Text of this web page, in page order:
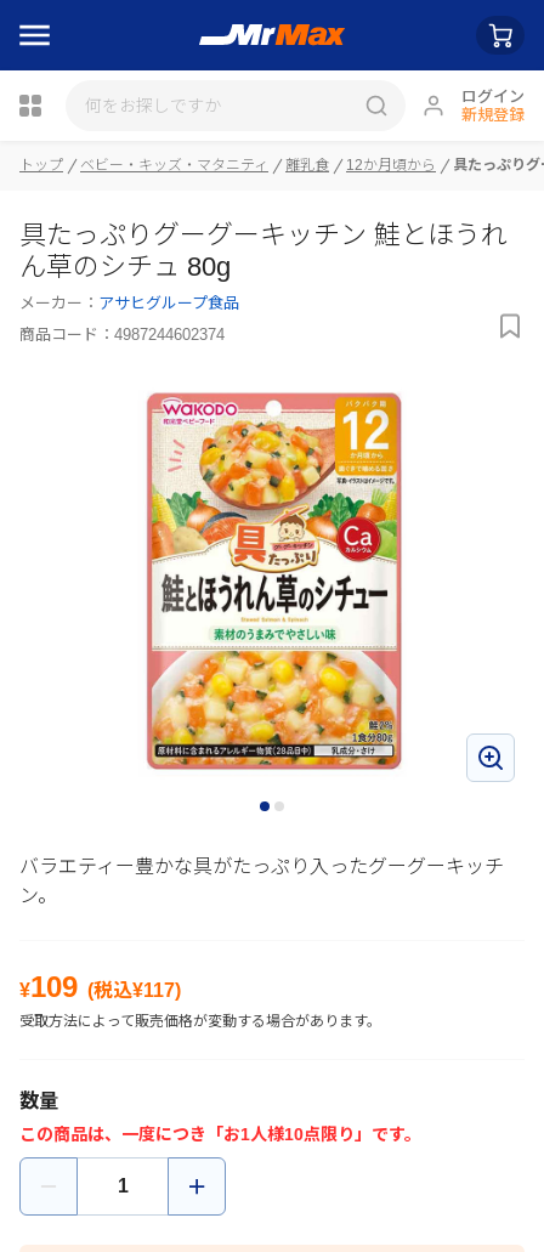
ログイン
新規登録
トップ ベビー・キッズ・マタニティ 離乳食 12か月頃から 具たっぷり
具たっぷりグーグーキッチン 鮭とほうれ
ん草のシチュ 80g
メーカー： アサヒグループ食品
商品コード： 4987244602374
バラエティー豊かな具がたっぷり入ったグーグーキッチ
ン。
¥109 (税込¥117)
受取方法によって販売価格が変動する場合があります。
数量
この商品は、一度につき「お1人様10点限り」です。